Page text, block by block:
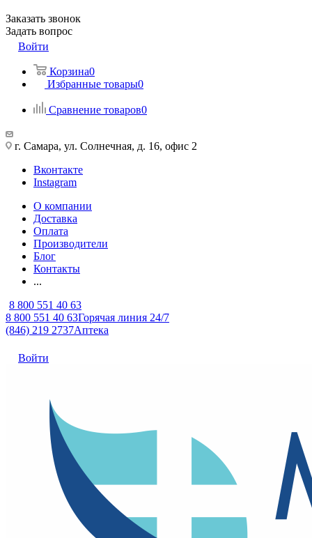
Заказать звонок
Задать вопрос
Войти
Корзина0
Избранные товары0
Сравнение товаров0
г. Самара, ул. Солнечная, д. 16, офис 2
Вконтакте
Instagram
О компании
Доставка
Оплата
Производители
Блог
Контакты
...
8 800 551 40 63
8 800 551 40 63Горячая линия 24/7
(846) 219 2737Аптека
Войти